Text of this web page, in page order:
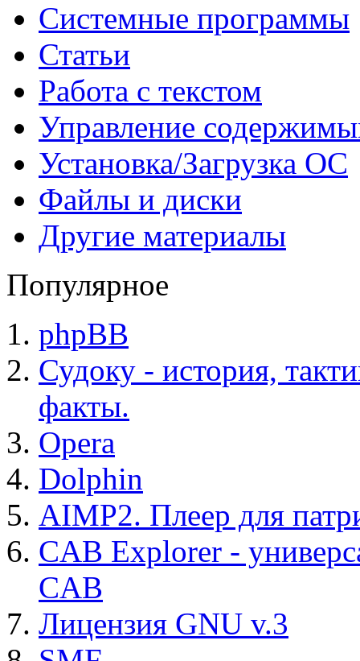
Системные программы
Статьи
Работа с текстом
Управление
Установка/Загрузка ОС
Файлы и диски
Другие материалы
Популярное
phpBB
Судоку - история,
факты.
Opera
Dolphin
AIMP2. Плеер для
CAB Explorer -
CAB
Лицензия GNU v.3